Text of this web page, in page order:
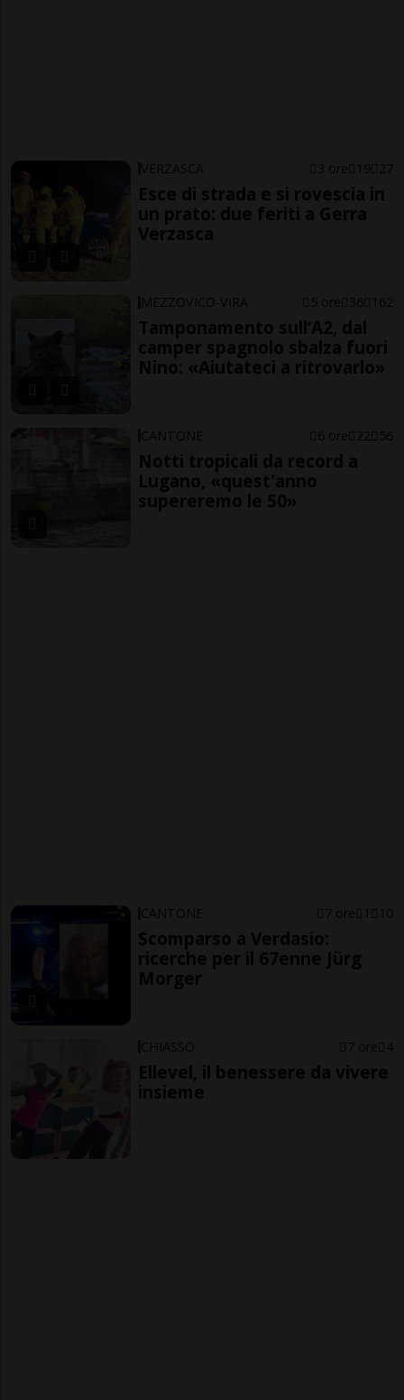
VERZASCA 3 ore 19 27
Esce di strada e si rovescia in
un prato: due feriti a Gerra
Verzasca
MEZZOVICO-VIRA 5 ore 36 162
Tamponamento sull’A2, dal
camper spagnolo sbalza fuori
Nino: «Aiutateci a ritrovarlo»
CANTONE 6 ore 22 56
Notti tropicali da record a
Lugano, «quest'anno
supereremo le 50»
CANTONE 7 ore 1 10
Scomparso a Verdasio:
ricerche per il 67enne Jürg
Morger
CHIASSO 7 ore 4
Ellevel, il benessere da vivere
insieme